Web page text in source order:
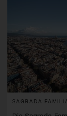
SAGRADA